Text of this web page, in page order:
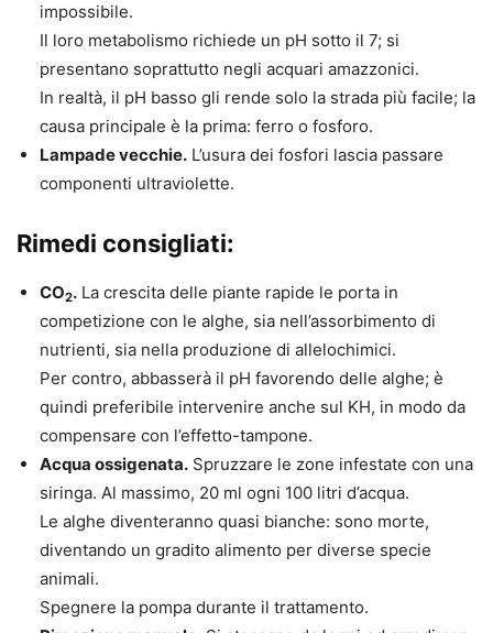
impossibile.
Il loro metabolismo richiede un pH sotto il 7; si
presentano soprattutto negli acquari amazzonici.
In realtà, il pH basso gli rende solo la strada più facile; la
causa principale è la prima: ferro o fosforo.
Lampade vecchie. L’usura dei fosfori lascia passare
componenti ultraviolette.
Rimedi consigliati:
CO2. La crescita delle piante rapide le porta in
competizione con le alghe, sia nell’assorbimento di
nutrienti, sia nella produzione di allelochimici.
Per contro, abbasserà il pH favorendo delle alghe; è
quindi preferibile intervenire anche sul KH, in modo da
compensare con l’effetto-tampone.
Acqua ossigenata. Spruzzare le zone infestate con una
siringa. Al massimo, 20 ml ogni 100 litri d’acqua.
Le alghe diventeranno quasi bianche: sono morte,
diventando un gradito alimento per diverse specie
animali.
Spegnere la pompa durante il trattamento.